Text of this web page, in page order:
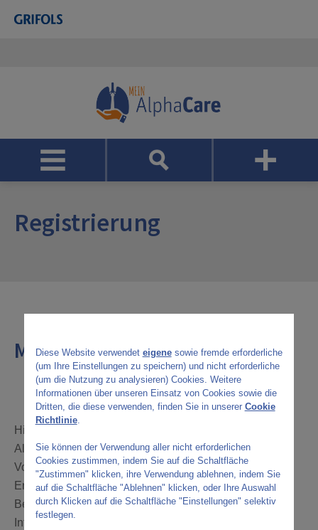
Registrierung
Melden Sie sich hier für das
Serviceprogramm
AlphaCare an
Hinweis: Fu?r die Teilnahme am geschlossenen
AlphaCare Patientenprogramm muss folgende
Voraussetzung vorliegen: Sie erhalten eine
Ersatztherapie des Unternehmens Grifols. Der offene
Bereich des Patientenprogramms ist fu?r alle
Interessierten, Betroffenen und Angehörigen ohne
Diese Website verwendet eigenesowie fremde erforderliche
(um Ihre Einstellungen zu speichern) und nicht erforderliche
(um die Nutzung zu analysieren) Cookies. Weitere
Informationen über unseren Einsatz von Cookies sowie die
Dritten, die diese verwenden, finden Sie in unserer Cookie
Richtlinie.
Sie können der Verwendung aller nicht erforderlichen
Cookies zustimmen, indem Sie auf die Schaltfläche
"Zustimmen" klicken, ihre Verwendung ablehnen, indem Sie
auf die Schaltfläche "Ablehnen" klicken, oder Ihre Auswahl
durch Klicken auf die Schaltfläche "Einstellungen" selektiv
festlegen.